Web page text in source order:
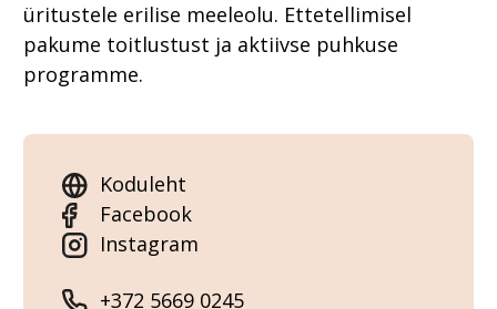
üritustele erilise meeleolu. Ettetellimisel
pakume toitlustust ja aktiivse puhkuse
programme.
Koduleht
Facebook
Instagram
+372 5669 0245